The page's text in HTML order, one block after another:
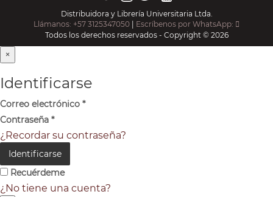
Distribuidora y Librería Universitaria Ltda.
Llámanos: +57 3125347050
Escríbenos por WhatsApp:
Todos los derechos reservados - Copyright © 2026
×
Identificarse
Correo electrónico *
Contraseña *
¿Recordar su contraseña?
Identificarse
Recuérdeme
¿No tiene una cuenta?